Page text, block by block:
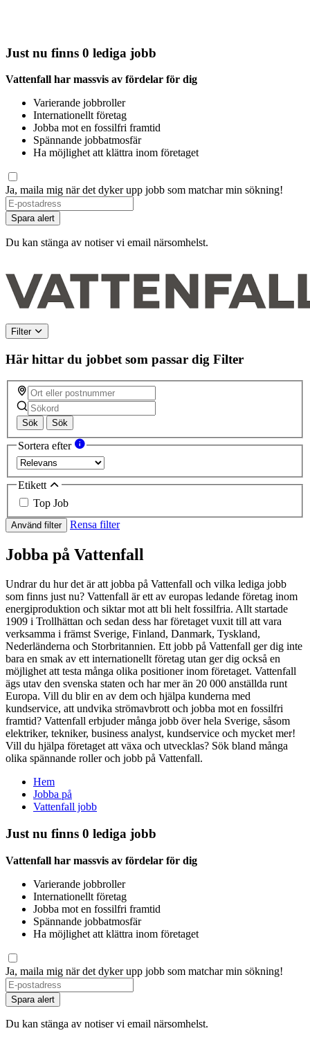
Just nu finns 0 lediga jobb
Vattenfall har massvis av fördelar för dig
Varierande jobbroller
Internationellt företag
Jobba mot en fossilfri framtid
Spännande jobbatmosfär
Ha möjlighet att klättra inom företaget
Ja, maila mig när det dyker upp jobb som matchar min sökning!
Spara alert
Du kan stänga av notiser vi email närsomhelst.
Filter
Här hittar du jobbet som passar dig Filter
Sök Sök
Sortera efter
Etikett
Top Job
Använd filter Rensa filter
Jobba på Vattenfall
Undrar du hur det är att jobba på Vattenfall och vilka lediga jobb
som finns just nu? Vattenfall är ett av europas ledande företag inom
energiproduktion och siktar mot att bli helt fossilfria. Allt startade
1909 i Trollhättan och sedan dess har företaget vuxit till att vara
verksamma i främst Sverige, Finland, Danmark, Tyskland,
Nederländerna och Storbritannien. Ett jobb på Vattenfall ger dig inte
bara en smak av ett internationellt företag utan ger dig också en
möjlighet att testa många olika positioner inom företaget. Vattenfall
ägs utav den svenska staten och har mer än 20 000 anställda runt
Europa. Vill du blir en av dem och hjälpa kunderna med
kundservice, att undvika strömavbrott och jobba mot en fossilfri
framtid? Vattenfall erbjuder många jobb över hela Sverige, såsom
elektriker, tekniker, business analyst, kundservice och mycket mer!
Vill du hjälpa företaget att växa och utvecklas? Sök bland många
olika spännande roller och jobb på Vattenfall.
Hem
Jobba på
Vattenfall jobb
Just nu finns 0 lediga jobb
Vattenfall har massvis av fördelar för dig
Varierande jobbroller
Internationellt företag
Jobba mot en fossilfri framtid
Spännande jobbatmosfär
Ha möjlighet att klättra inom företaget
Ja, maila mig när det dyker upp jobb som matchar min sökning!
Spara alert
Du kan stänga av notiser vi email närsomhelst.